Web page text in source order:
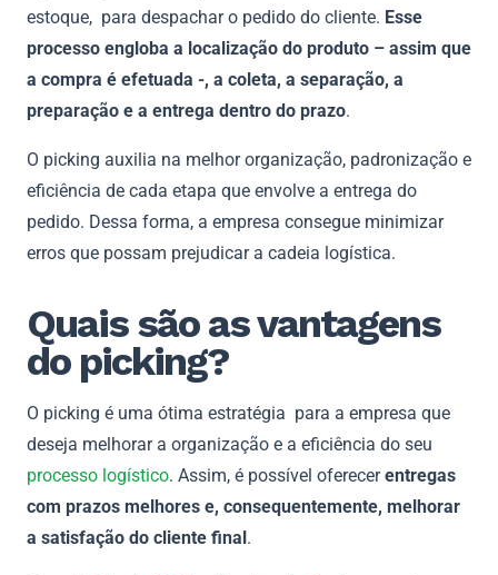
estoque, para despachar o pedido do cliente. Esse
processo engloba a localização do produto – assim que
a compra é efetuada -, a coleta, a separação, a
preparação e a entrega dentro do prazo.
O picking auxilia na melhor organização, padronização e
eficiência de cada etapa que envolve a entrega do
pedido. Dessa forma, a empresa consegue minimizar
erros que possam prejudicar a cadeia logística.
Quais são as vantagens
do picking?
O picking é uma ótima estratégia para a empresa que
deseja melhorar a organização e a eficiência do seu
processo logístico. Assim, é possível oferecerentregas
com prazos melhores e, consequentemente, melhorar
a satisfação do cliente final.